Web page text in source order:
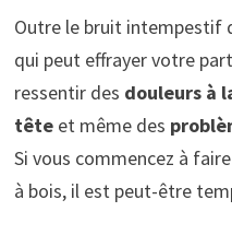
Outre le bruit intempestif
qui peut effrayer votre
ressentir des douleurs à
têteet même des
Si vous commencez à
à bois, il est peut-être